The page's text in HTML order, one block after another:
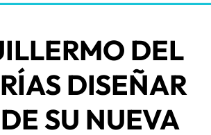
DEL
DISEÑAR
SU NUEVA